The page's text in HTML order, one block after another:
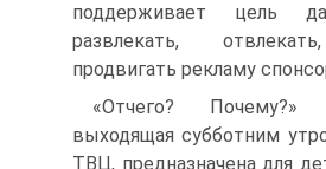
поддерживает цель
развлекать,
продвигать рекламу
«Отчего?
выходящая субботним
ТВЦ, предназначена для